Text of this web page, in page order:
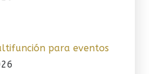
para eventos